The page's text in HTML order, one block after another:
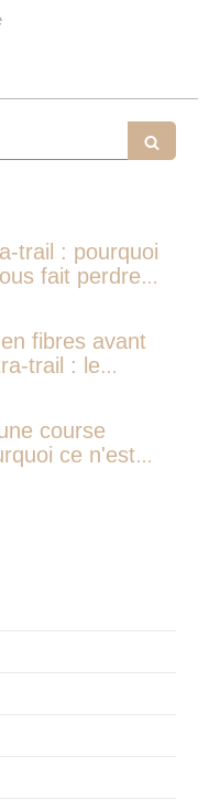
trail : pourquoi
fait perdre
micro-
fibres avant
trail : le
des
course
ce n'est
pour rien